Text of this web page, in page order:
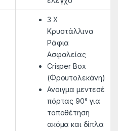
3 X
Κρυστάλλινα
Ράφια
Ασφαλείας
Crisper Box
(Φρουτολεκάνη)
Ανοιγμα μεντεσέ
πόρτας 90° για
τοποθέτηση
ακόμα και δίπλα